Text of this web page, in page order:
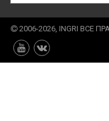
2006-2026, INGRI ВСЕ